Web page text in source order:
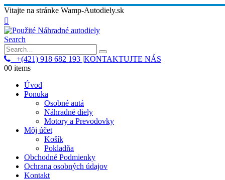
Vitajte na stránke Wamp-Autodiely.sk
Search
+(421) 918 682 193 |KONTAKTUJTE NÁS
00 items
Úvod
Ponuka
Osobné autá
Náhradné diely
Motory a Prevodovky
Môj účet
Košík
Pokladňa
Obchodné Podmienky
Ochrana osobných údajov
Kontakt